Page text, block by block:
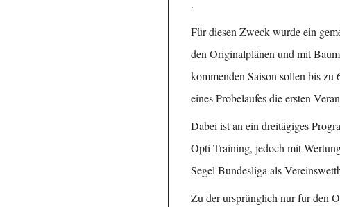
.
Für diesen Zweck wurde ein
den Originalplänen und mit
kommenden Saison sollen bis
eines Probelaufes die ersten
Dabei ist an ein dreitägiges
Opti-Training, jedoch mit
Segel Bundesliga als
Zu der ursprünglich nur für den